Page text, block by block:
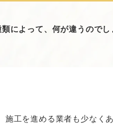
によって、何が違うのでし
施工を進める業者も少なく